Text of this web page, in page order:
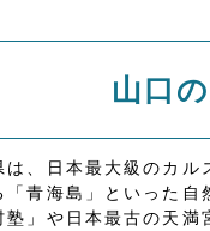
山口
は、日本最大級のカ
「青海島」といった
塾」や日本最古の天